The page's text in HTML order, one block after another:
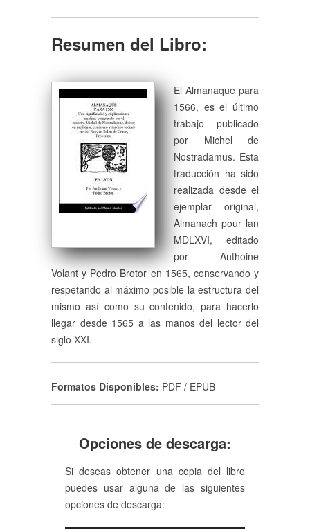
Resumen del Libro:
El Almanaque para
1566, es el último
trabajo publicado
por Michel de
Nostradamus. Esta
traducción ha sido
realizada desde el
ejemplar original,
Almanach pour lan
MDLXVI, editado
por Anthoine
Volant y Pedro Brotor en 1565, conservando y
respetando al máximo posible la estructura del
mismo así como su contenido, para hacerlo
llegar desde 1565 a las manos del lector del
siglo XXI.
Formatos Disponibles: PDF / EPUB
Opciones de descarga:
Si deseas obtener una copia del libro
puedes usar alguna de las siguientes
opciones de descarga: